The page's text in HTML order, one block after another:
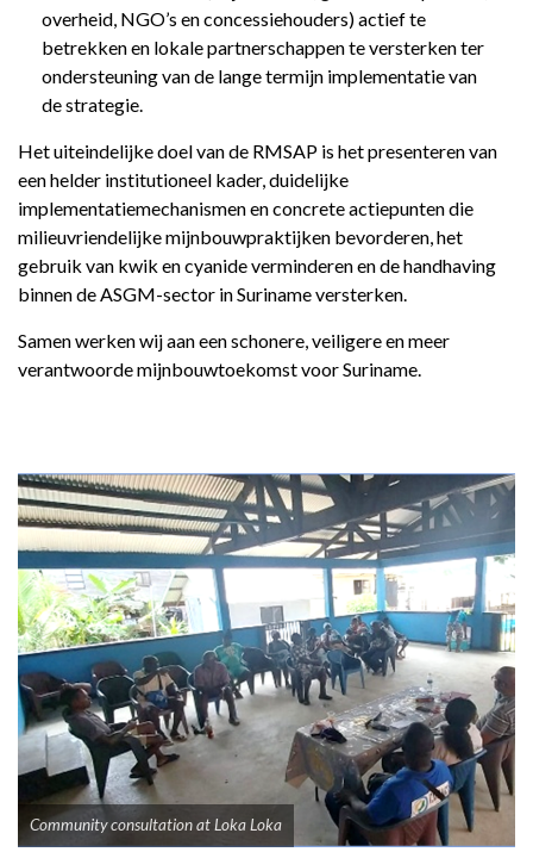
overheid, NGO’s en concessiehouders) actief te
betrekken en lokale partnerschappen te versterken ter
ondersteuning van de lange termijn implementatie van
de strategie.
Het uiteindelijke doel van de RMSAP is het presenteren van
een helder institutioneel kader, duidelijke
implementatiemechanismen en concrete actiepunten die
milieuvriendelijke mijnbouwpraktijken bevorderen, het
gebruik van kwik en cyanide verminderen en de handhaving
binnen de ASGM-sector in Suriname versterken.
Samen werken wij aan een schonere, veiligere en meer
verantwoorde mijnbouwtoekomst voor Suriname.
Community consultation at Loka Loka